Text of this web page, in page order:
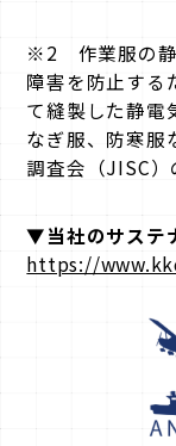
※2 作業服の静
障害を防止する
て縫製した静電
なぎ服、防寒服
調査会（JISC）
▼当社のサステ
https://